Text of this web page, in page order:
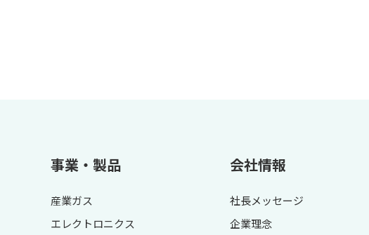
事業・製品
産業ガス
エレクトロニクス
会社情報
社長メッセージ
企業理念